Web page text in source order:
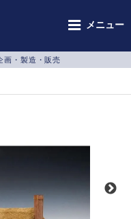
メニュー
画・製造・販売